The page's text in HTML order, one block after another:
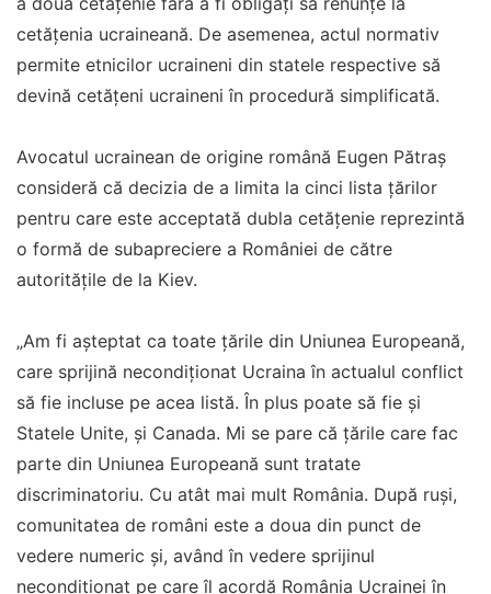
cetăţenia ucraineană. De asemenea, actul normativ
permite etnicilor ucraineni din statele respective să
devină cetăţeni ucraineni în procedură simplificată.
Avocatul ucrainean de origine română Eugen Pătraş
consideră că decizia de a limita la cinci lista ţărilor
pentru care este acceptată dubla cetăţenie reprezintă
o formă de subapreciere a României de către
autorităţile de la Kiev.
„Am fi aşteptat ca toate ţările din Uniunea Europeană,
care sprijină necondiţionat Ucraina în actualul conflict
să fie incluse pe acea listă. În plus poate să fie şi
Statele Unite, şi Canada. Mi se pare că ţările care fac
parte din Uniunea Europeană sunt tratate
discriminatoriu. Cu atât mai mult România. După ruşi,
comunitatea de români este a doua din punct de
vedere numeric şi, având în vedere sprijinul
necondiţionat pe care îl acordă România Ucrainei în